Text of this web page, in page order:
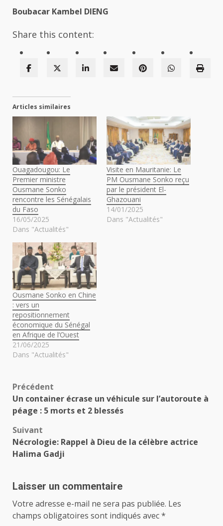
Boubacar Kambel DIENG
Share this content:
Articles similaires
Ouagadougou: Le
Premier ministre
Ousmane Sonko
rencontre les Sénégalais
du Faso
16/05/2025
Dans "Actualités"
Visite en Mauritanie: Le
PM Ousmane Sonko reçu
par le président El-
Ghazouani
14/01/2025
Dans "Actualités"
Ousmane Sonko en Chine
: vers un
repositionnement
économique du Sénégal
en Afrique de l’Ouest
21/06/2025
Dans "Actualités"
Navigation
d’article
Précédent
Un container écrase un véhicule sur l’autoroute à
péage : 5 morts et 2 blessés
Suivant
Nécrologie: Rappel à Dieu de la célèbre actrice
Halima Gadji
Laisser un commentaire
Votre adresse e-mail ne sera pas publiée. Les
champs obligatoires sont indiqués avec*